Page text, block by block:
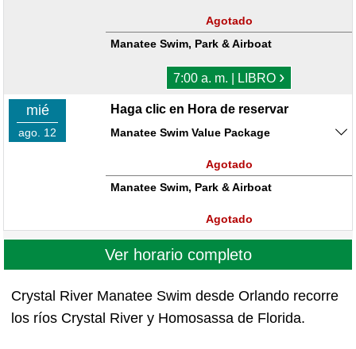
Agotado
Manatee Swim, Park & Airboat
7:00 a. m. | LIBRO ›
mié
ago. 12
Haga clic en Hora de reservar
Manatee Swim Value Package
Agotado
Manatee Swim, Park & Airboat
Agotado
Ver horario completo
Crystal River Manatee Swim desde Orlando recorre
los ríos Crystal River y Homosassa de Florida.